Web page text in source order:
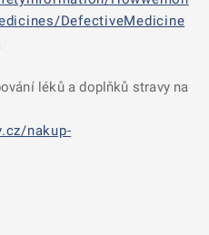
DefectiveMedicine
léků a doplňků stravy na
nakup-
kartě
nové kartě
na nové kartě